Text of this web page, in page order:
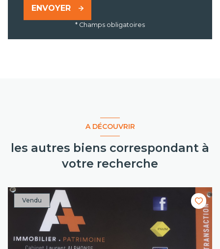
ENVOYER
* Champs obligatoires
A DÉCOUVRIR
les autres biens correspondant à
votre recherche
Vendu